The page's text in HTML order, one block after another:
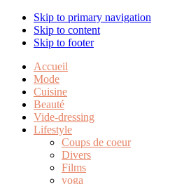
Skip to primary navigation
Skip to content
Skip to footer
Accueil
Mode
Cuisine
Beauté
Vide-dressing
Lifestyle
Coups de coeur
Divers
Films
yoga